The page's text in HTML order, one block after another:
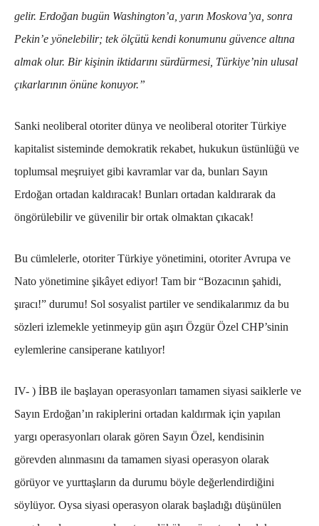
gelir. Erdoğan bugün Washington’a, yarın Moskova’ya, sonra
Pekin’e yönelebilir; tek ölçütü kendi konumunu güvence altına
almak olur. Bir kişinin iktidarını sürdürmesi, Türkiye’nin ulusal
çıkarlarının önüne konuyor.”
Sanki neoliberal otoriter dünya ve neoliberal otoriter Türkiye
kapitalist sisteminde demokratik rekabet, hukukun üstünlüğü ve
toplumsal meşruiyet gibi kavramlar var da, bunları Sayın
Erdoğan ortadan kaldıracak! Bunları ortadan kaldırarak da
öngörülebilir ve güvenilir bir ortak olmaktan çıkacak!
Bu cümlelerle, otoriter Türkiye yönetimini, otoriter Avrupa ve
Nato yönetimine şikâyet ediyor! Tam bir “Bozacının şahidi,
şıracı!” durumu! Sol sosyalist partiler ve sendikalarımız da bu
sözleri izlemekle yetinmeyip gün aşırı Özgür Özel CHP’sinin
eylemlerine cansiperane katılıyor!
IV- ) İBB ile başlayan operasyonları tamamen siyasi saiklerle ve
Sayın Erdoğan’ın rakiplerini ortadan kaldırmak için yapılan
yargı operasyonları olarak gören Sayın Özel, kendisinin
görevden alınmasını da tamamen siyasi operasyon olarak
görüyor ve yurttaşların da durumu böyle değerlendirdiğini
söylüyor. Oysa siyasi operasyon olarak başladığı düşünülen